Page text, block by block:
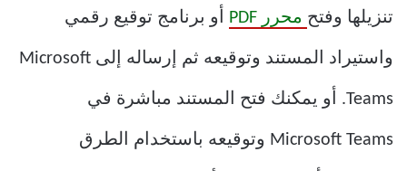
تنزيلها وفتح محرر PDF أو برنامج توقيع رقمي
واستيراد المستند وتوقيعه ثم إرساله إلى Microsoft
Teams. أو يمكنك فتح المستند مباشرة في
Microsoft Teams وتوقيعه باستخدام الطرق